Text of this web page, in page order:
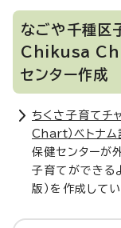
なごや千種区
Chikusa
センター作成
ちくさ子育てチ
Chart）ベトナ
保健センターが
子育てができる
版）を作成してい